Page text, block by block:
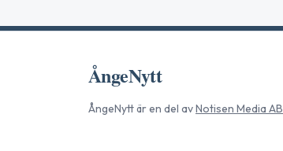
ÅngeNytt
ÅngeNyttär en del avNotisen Media AB